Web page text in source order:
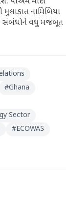
નામિબિયા
સંબંધોને વધુ મજબૂત
#Ghana
Sector
#ECOWAS